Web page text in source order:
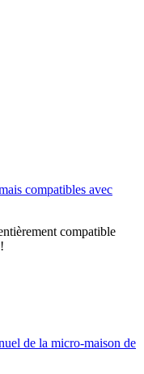
compatibles avec
compatible
de la micro-maison de